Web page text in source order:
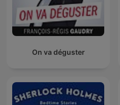
On va déguster